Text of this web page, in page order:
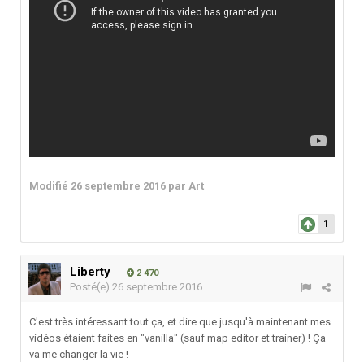
Modifié 26 septembre 2016 par Art
1
Liberty 2 470
Posté(e) 26 septembre 2016
C'est très intéressant tout ça, et dire que jusqu'à maintenant mes
vidéos étaient faites en "vanilla" (sauf map editor et trainer) ! Ça
va me changer la vie !